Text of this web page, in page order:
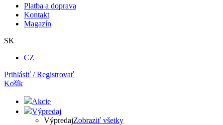
Platba a doprava
Kontakt
Magazín
SK
CZ
Prihlásiť / Registrovať
Košík
Akcie
Výpredaj
VýpredajZobraziť všetky